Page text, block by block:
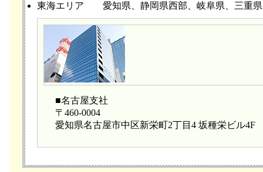
東海エリア
愛知県、静岡県西部、岐阜県、三重県
■名古屋支社
〒460-0004
愛知県名古屋市中区新栄町2丁目4 坂種栄ビル4F